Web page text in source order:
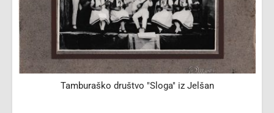
Tamburaško društvo "Sloga" iz Jelšan